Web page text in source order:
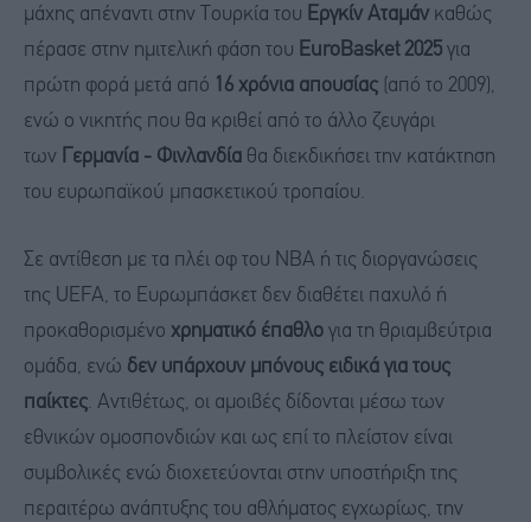
μάχης απέναντι στην Τουρκία του Εργκίν Αταμάν καθώς
πέρασε στην ημιτελική φάση του EuroBasket 2025 για
πρώτη φορά μετά από
16 χρόνια απουσίας (από το 2009),
ενώ ο νικητής που θα κριθεί από το άλλο ζευγάρι
των
Γερμανία - Φινλανδία θα διεκδικήσει την κατάκτηση
του ευρωπαϊκού μπασκετικού τροπαίου.
Σε αντίθεση με τα πλέι οφ του NBA ή τις διοργανώσεις
της UEFA, το Ευρωμπάσκετ δεν διαθέτει παχυλό ή
προκαθορισμένο χρηματικό έπαθλο για τη θριαμβεύτρια
ομάδα, ενώ δεν υπάρχουν μπόνους ειδικά για τους
παίκτες. Αντιθέτως, οι αμοιβές δίδονται μέσω των
εθνικών ομοσπονδιών και ως επί το πλείστον είναι
συμβολικές ενώ διοχετεύονται στην υποστήριξη της
περαιτέρω ανάπτυξης του αθλήματος εγχωρίως, την